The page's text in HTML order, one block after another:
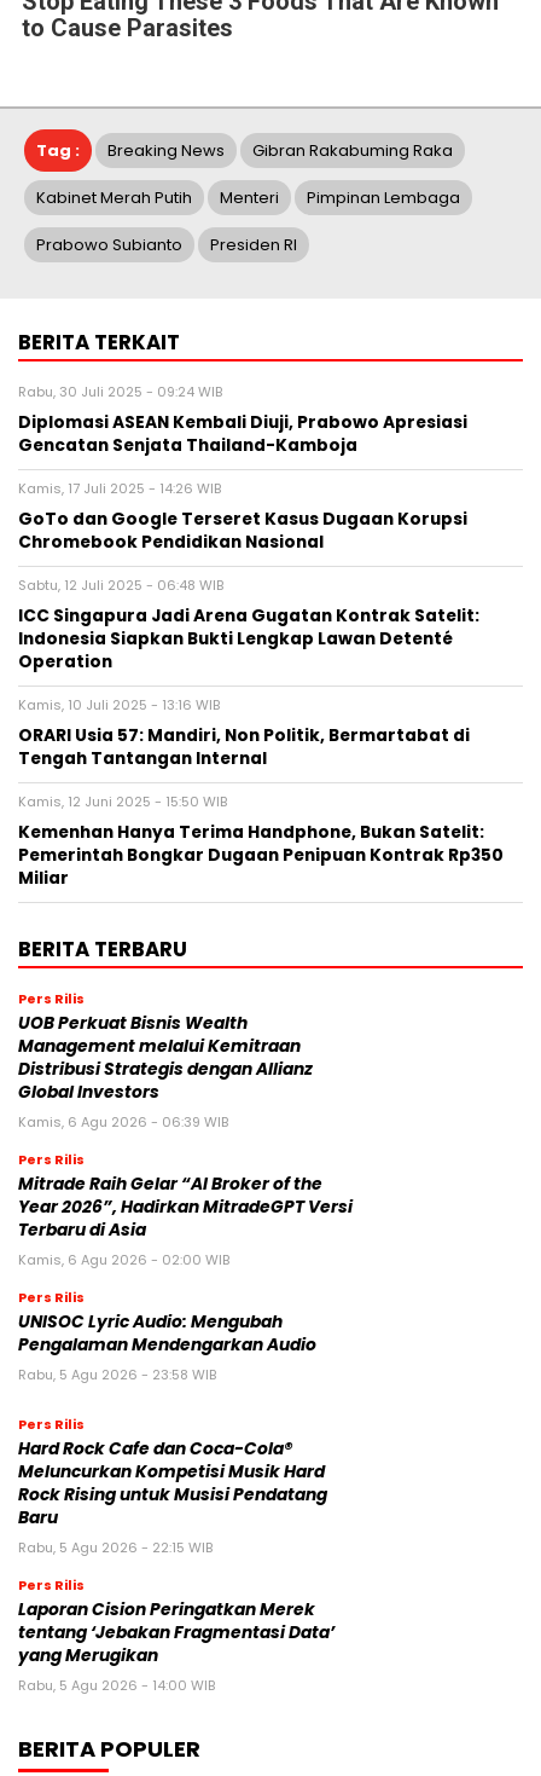
to Cause Parasites
Tag : Breaking News Gibran Rakabuming Raka
Kabinet Merah Putih Menteri Pimpinan Lembaga
Prabowo Subianto Presiden RI
BERITA TERKAIT
Rabu, 30 Juli 2025 - 09:24 WIB
Diplomasi ASEAN Kembali Diuji, Prabowo Apresiasi
Gencatan Senjata Thailand-Kamboja
Kamis, 17 Juli 2025 - 14:26 WIB
GoTo dan Google Terseret Kasus Dugaan Korupsi
Chromebook Pendidikan Nasional
Sabtu, 12 Juli 2025 - 06:48 WIB
ICC Singapura Jadi Arena Gugatan Kontrak Satelit:
Indonesia Siapkan Bukti Lengkap Lawan Detenté
Operation
Kamis, 10 Juli 2025 - 13:16 WIB
ORARI Usia 57: Mandiri, Non Politik, Bermartabat di
Tengah Tantangan Internal
Kamis, 12 Juni 2025 - 15:50 WIB
Kemenhan Hanya Terima Handphone, Bukan Satelit:
Pemerintah Bongkar Dugaan Penipuan Kontrak Rp350
Miliar
BERITA TERBARU
Pers Rilis
UOB Perkuat Bisnis Wealth
Management melalui Kemitraan
Distribusi Strategis dengan Allianz
Global Investors
Kamis, 6 Agu 2026 - 06:39 WIB
Pers Rilis
Mitrade Raih Gelar “AI Broker of the
Year 2026”, Hadirkan MitradeGPT Versi
Terbaru di Asia
Kamis, 6 Agu 2026 - 02:00 WIB
Pers Rilis
UNISOC Lyric Audio: Mengubah
Pengalaman Mendengarkan Audio
Rabu, 5 Agu 2026 - 23:58 WIB
Pers Rilis
Hard Rock Cafe dan Coca-Cola®
Meluncurkan Kompetisi Musik Hard
Rock Rising untuk Musisi Pendatang
Baru
Rabu, 5 Agu 2026 - 22:15 WIB
Pers Rilis
Laporan Cision Peringatkan Merek
tentang ‘Jebakan Fragmentasi Data’
yang Merugikan
Rabu, 5 Agu 2026 - 14:00 WIB
BERITA POPULER